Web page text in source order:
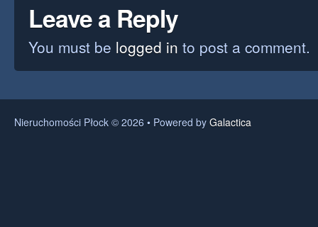
Leave a Reply
You must be logged in to post a comment.
Nieruchomości Płock © 2026 • Powered by Galactica